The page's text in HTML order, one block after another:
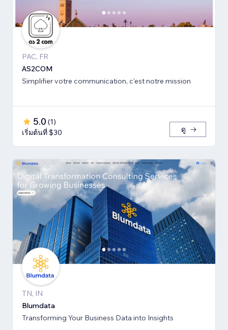
PAC, FR
AS2COM
Simplifier votre communication, c'est notre mission
5.0 (1)
เริ่มต้นที่ $30
ดู
TN, IN
Blumdata
Transforming Your Business Data into Insights